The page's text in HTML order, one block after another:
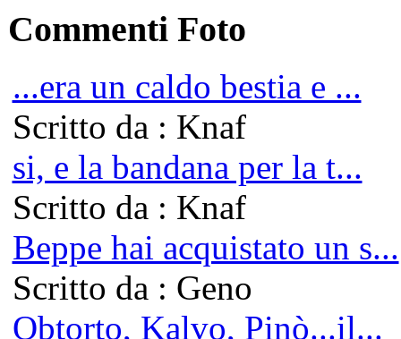
Commenti Foto
...era un caldo bestia e ...
Scritto da : Knaf
si, e la bandana per la t...
Scritto da : Knaf
Beppe hai acquistato un s...
Scritto da : Geno
Obtorto, Kalvo, Pinò...il...